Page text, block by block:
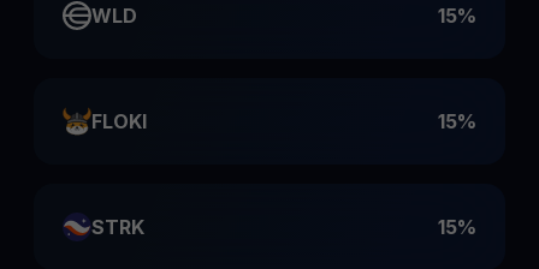
WLD 15%
FLOKI 15%
STRK 15%